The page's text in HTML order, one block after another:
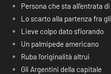
Persona che sta all’entrata
Lo scarto alla partenza fra
Lieve colpo dato sfiorando
Un palmipede americano
Ruba l’originalità altrui
Gli Argentini della capitale